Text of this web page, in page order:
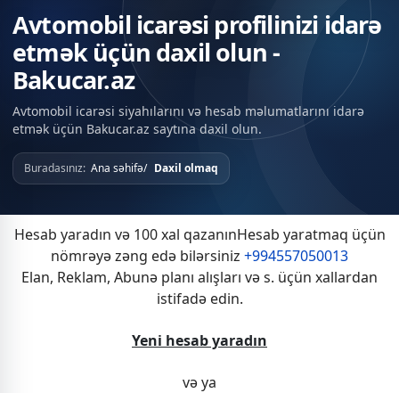
Avtomobil icarəsi profilinizi idarə
etmək üçün daxil olun -
Bakucar.az
Avtomobil icarəsi siyahılarını və hesab məlumatlarını idarə
etmək üçün Bakucar.az saytına daxil olun.
Buradasınız: Ana səhifə Daxil olmaq
Hesab yaradın və 100 xal qazanınHesab yaratmaq üçün
nömrəyə zəng edə bilərsiniz +994557050013
Elan, Reklam, Abunə planı alışları və s. üçün xallardan
istifadə edin.
Yeni hesab yaradın
və ya